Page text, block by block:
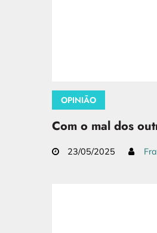
OPINIÃO
Com o mal dos
23/05/2025